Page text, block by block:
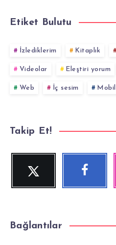
Etiket Bulutu
İzlediklerim Kitaplık
Videolar Eleştiri yorum
Web İç sesim Mobil
Takip Et!
Twitter Facebook
Bağlantılar